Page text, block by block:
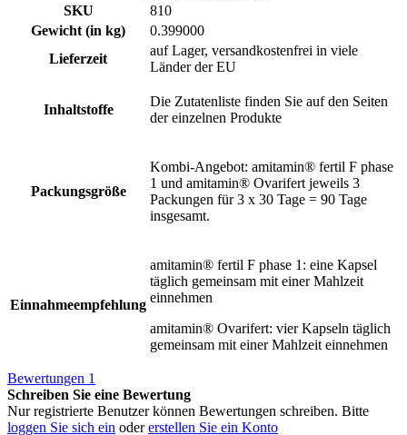
SKU
810
Gewicht (in kg)
0.399000
Lieferzeit
auf Lager, versandkostenfrei in viele
Länder der EU
Inhaltstoffe
Die Zutatenliste finden Sie auf den Seiten
der einzelnen Produkte
Packungsgröße
Kombi-Angebot: amitamin® fertil F phase
1 und amitamin® Ovarifert jeweils 3
Packungen für 3 x 30 Tage = 90 Tage
insgesamt.
Einnahmeempfehlung
amitamin® fertil F phase 1: eine Kapsel
täglich gemeinsam mit einer Mahlzeit
einnehmen
amitamin® Ovarifert: vier Kapseln täglich
gemeinsam mit einer Mahlzeit einnehmen
Bewertungen 1
Schreiben Sie eine Bewertung
Nur registrierte Benutzer können Bewertungen schreiben. Bitte
loggen Sie sich ein odererstellen Sie ein Konto